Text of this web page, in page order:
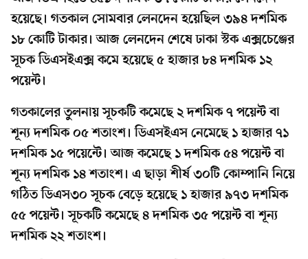
হয়েছে। গতকাল সোমবার লেনদেন হয়েছিল ৩৯৪ দশমিক
১৮ কোটি টাকার। আজ লেনদেন শেষে ঢাকা স্টক এক্সচেঞ্জের
সূচক ডিএসইএক্স কমে হয়েছে ৫ হাজার ৮৪ দশমিক ১২
পয়েন্ট।
গতকালের তুলনায় সূচকটি কমেছে ২ দশমিক ৭ পয়েন্ট বা
শূন্য দশমিক ০৫ শতাংশ। ডিএসইএস নেমেছে ১ হাজার ৭১
দশমিক ১৫ পয়েন্টে। আজ কমেছে ১ দশমিক ৫৪ পয়েন্ট বা
শূন্য দশমিক ১৪ শতাংশ। এ ছাড়া শীর্ষ ৩০টি কোম্পানি নিয়ে
গঠিত ডিএস৩০ সূচক বেড়ে হয়েছে ১ হাজার ৯৭৩ দশমিক
৫৫ পয়েন্ট। সূচকটি কমেছে ৪ দশমিক ৩৫ পয়েন্ট বা শূন্য
দশমিক ২২ শতাংশ।